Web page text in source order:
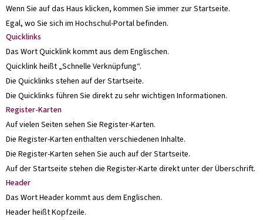
Wenn Sie auf das Haus klicken, kommen Sie immer zur Startseite.
Egal, wo Sie sich im Hochschul-Portal befinden.
Quicklinks
Das Wort Quicklink kommt aus dem Englischen.
Quicklink heißt „Schnelle Verknüpfung“.
Die Quicklinks stehen auf der Startseite.
Die Quicklinks führen Sie direkt zu sehr wichtigen Informationen.
Register-Karten
Auf vielen Seiten sehen Sie Register-Karten.
Die Register-Karten enthalten verschiedenen Inhalte.
Die Register-Karten sehen Sie auch auf der Startseite.
Auf der Startseite stehen die Register-Karte direkt unter der Überschrift.
Header
Das Wort Header kommt aus dem Englischen.
Header heißt Kopfzeile.